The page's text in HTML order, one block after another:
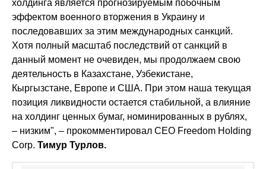
холдинга является прогнозируемым побочным
эффектом военного вторжения в Украину и
последовавших за этим международных санкций.
Хотя полный масштаб последствий от санкций в
данный момент не очевиден, мы продолжаем свою
деятельность в Казахстане, Узбекистане,
Кыргызстане, Европе и США. При этом наша текущая
позиция ликвидности остается стабильной, а влияние
на холдинг ценных бумаг, номинированных в рублях,
– низким", – прокомментировал CEO Freedom Holding
Corp.Тимур Турлов.